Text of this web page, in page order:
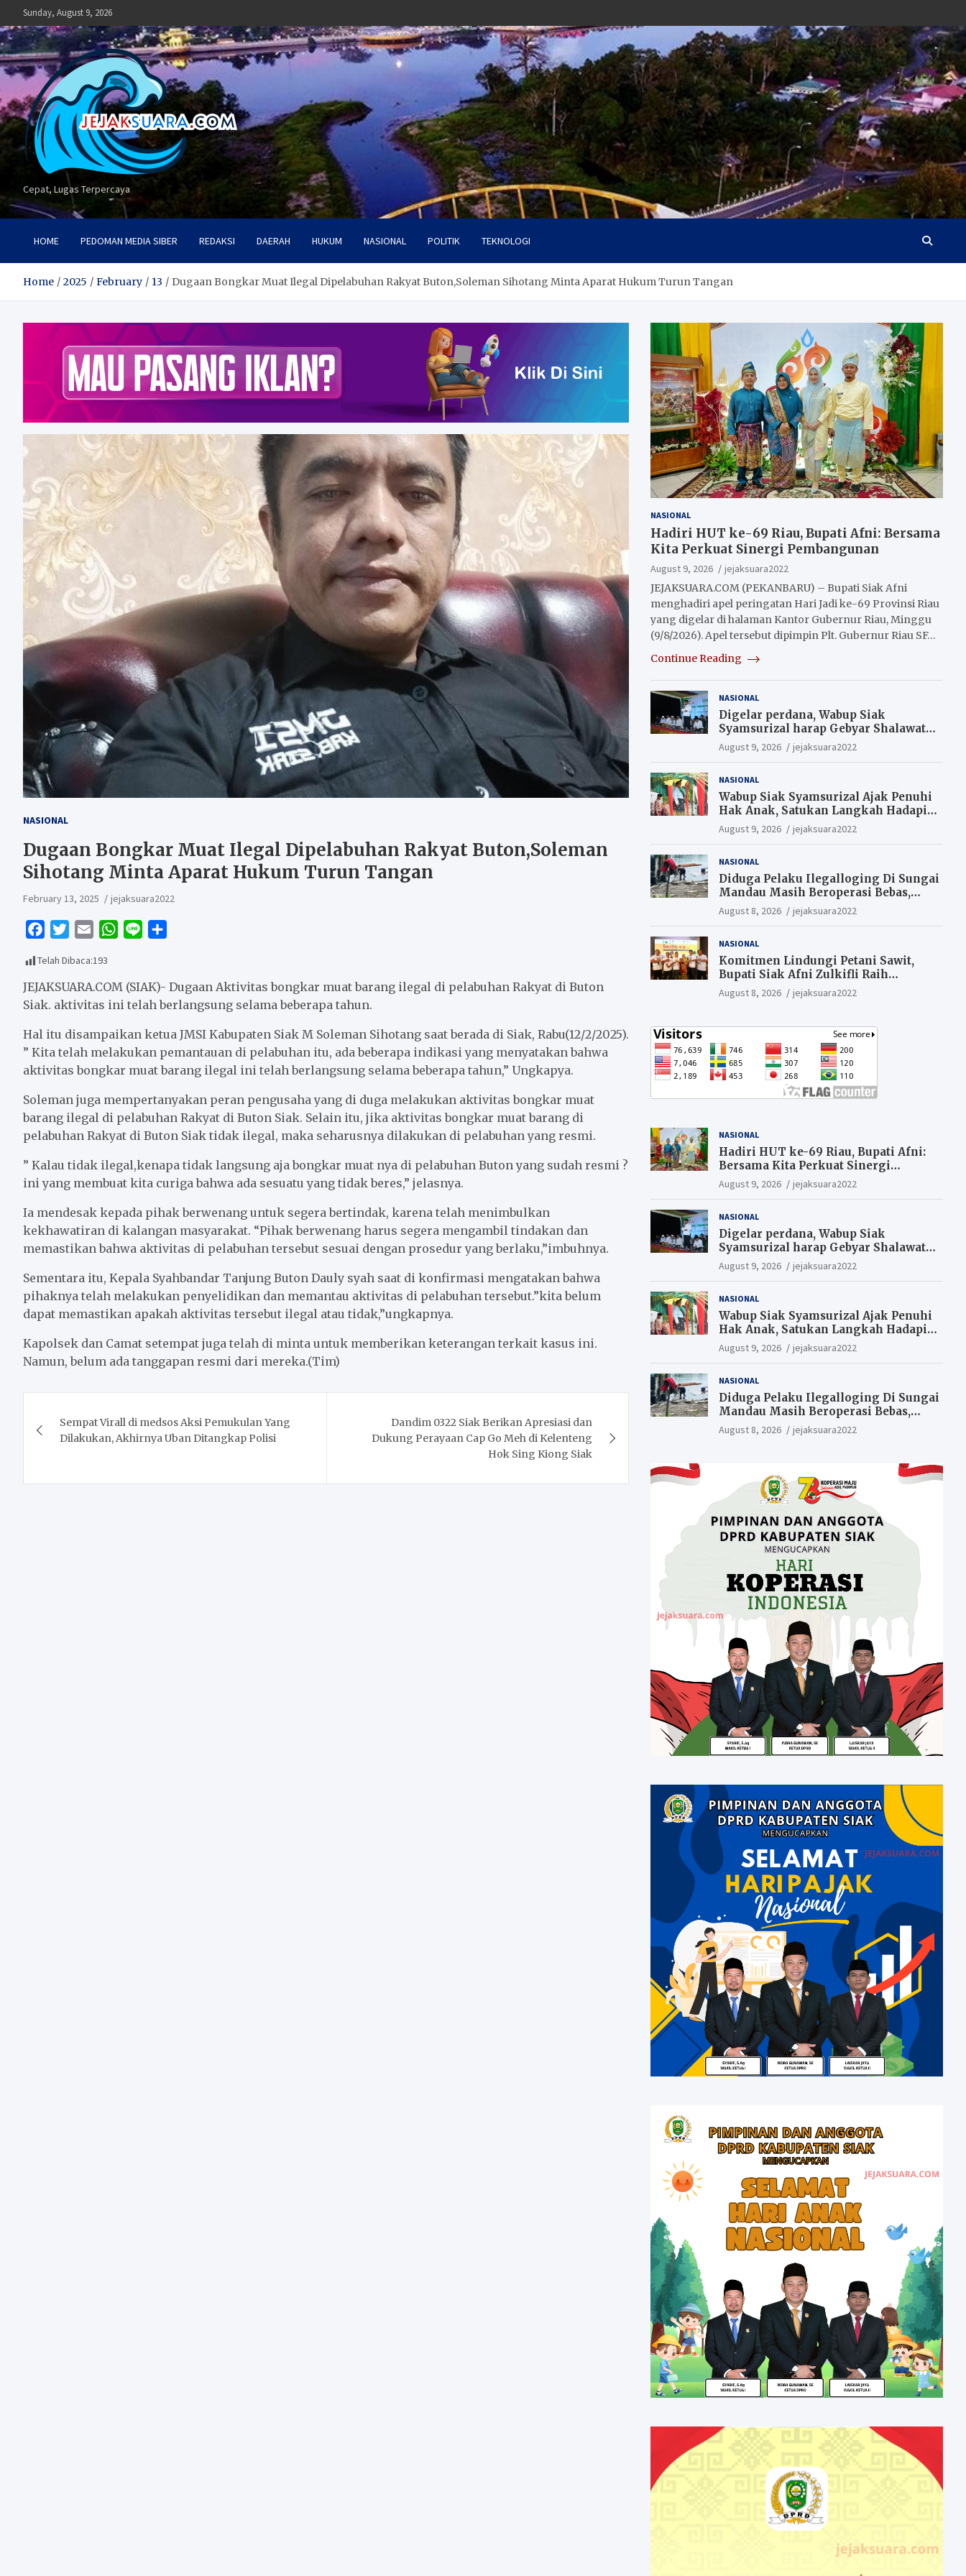
to
content
Sunday, August 9, 2026
Cepat, Lugas Terpercaya
HOME PEDOMAN MEDIA SIBER REDAKSI DAERAH HUKUM NASIONAL POLITIK TEKNOLOGI
Home 2025 February 13 Dugaan Bongkar Muat Ilegal Dipelabuhan Rakyat Buton,Soleman Sihotang Minta Aparat Hukum Turun Tangan
NASIONAL
Dugaan Bongkar Muat Ilegal Dipelabuhan Rakyat Buton,Soleman
Sihotang Minta Aparat Hukum Turun Tangan
February 13, 2025 jejaksuara2022
c
e
b
o
k
i
t
t
r
a
i
l
W
t
s
p
p
e
r
e
Telah Dibaca:193
JEJAKSUARA.COM (SIAK)- Dugaan Aktivitas bongkar muat barang ilegal di pelabuhan Rakyat di Buton
Siak. aktivitas ini telah berlangsung selama beberapa tahun.
Hal itu disampaikan ketua JMSI Kabupaten Siak M Soleman Sihotang saat berada di Siak, Rabu(12/2/2025).
” Kita telah melakukan pemantauan di pelabuhan itu, ada beberapa indikasi yang menyatakan bahwa
aktivitas bongkar muat barang ilegal ini telah berlangsung selama beberapa tahun,” Ungkapya.
Soleman juga mempertanyakan peran pengusaha yang di duga melakukan aktivitas bongkar muat
barang ilegal di pelabuhan Rakyat di Buton Siak. Selain itu, jika aktivitas bongkar muat barang di
pelabuhan Rakyat di Buton Siak tidak ilegal, maka seharusnya dilakukan di pelabuhan yang resmi.
” Kalau tidak ilegal,kenapa tidak langsung aja bongkar muat nya di pelabuhan Buton yang sudah resmi ?
ini yang membuat kita curiga bahwa ada sesuatu yang tidak beres,” jelasnya.
Ia mendesak kepada pihak berwenang untuk segera bertindak, karena telah menimbulkan
kekhawatiran di kalangan masyarakat. “Pihak berwenang harus segera mengambil tindakan dan
memastikan bahwa aktivitas di pelabuhan tersebut sesuai dengan prosedur yang berlaku,”imbuhnya.
Sementara itu, Kepala Syahbandar Tanjung Buton Dauly syah saat di konfirmasi mengatakan bahwa
pihaknya telah melakukan penyelidikan dan memantau aktivitas di pelabuhan tersebut.”kita belum
dapat memastikan apakah aktivitas tersebut ilegal atau tidak,”ungkapnya.
Kapolsek dan Camat setempat juga telah di minta untuk memberikan keterangan terkait kasus ini.
Namun, belum ada tanggapan resmi dari mereka.(Tim)
navigation
Sempat Virall di medsos Aksi Pemukulan Yang
Dilakukan, Akhirnya Uban Ditangkap Polisi
Dandim 0322 Siak Berikan Apresiasi dan
Dukung Perayaan Cap Go Meh di Kelenteng
Hok Sing Kiong Siak
NASIONAL
Hadiri HUT ke-69 Riau, Bupati Afni: Bersama
Kita Perkuat Sinergi Pembangunan
August 9, 2026
jejaksuara2022
JEJAKSUARA.COM (PEKANBARU) – Bupati Siak Afni
menghadiri apel peringatan Hari Jadi ke-69 Provinsi Riau
yang digelar di halaman Kantor Gubernur Riau, Minggu
(9/8/2026). Apel tersebut dipimpin Plt. Gubernur Riau SF…
Continue Reading
NASIONAL
Digelar perdana, Wabup Siak
Syamsurizal harap Gebyar Shalawat
bisa meningkatkan nilai keagamaan
ditengah-tengah masyarakat.
August 9, 2026 jejaksuara2022
NASIONAL
Wabup Siak Syamsurizal Ajak Penuhi
Hak Anak, Satukan Langkah Hadapi
Tantangan Daerah
August 9, 2026 jejaksuara2022
NASIONAL
Diduga Pelaku Ilegalloging Di Sungai
Mandau Masih Beroperasi Bebas,
Masyarakat Minta Aparat Penegak
Hukum Segera Tangkap Aktor Dan
August 8, 2026 jejaksuara2022
NASIONAL
Komitmen Lindungi Petani Sawit,
Bupati Siak Afni Zulkifli Raih
Penghargaan SIEXPO 2026
August 8, 2026 jejaksuara2022
NASIONAL
Hadiri HUT ke-69 Riau, Bupati Afni:
Bersama Kita Perkuat Sinergi
Pembangunan
August 9, 2026 jejaksuara2022
NASIONAL
Digelar perdana, Wabup Siak
Syamsurizal harap Gebyar Shalawat
bisa meningkatkan nilai keagamaan
ditengah-tengah masyarakat.
August 9, 2026 jejaksuara2022
NASIONAL
Wabup Siak Syamsurizal Ajak Penuhi
Hak Anak, Satukan Langkah Hadapi
Tantangan Daerah
August 9, 2026 jejaksuara2022
NASIONAL
Diduga Pelaku Ilegalloging Di Sungai
Mandau Masih Beroperasi Bebas,
Masyarakat Minta Aparat Penegak
Hukum Segera Tangkap Aktor Dan
August 8, 2026 jejaksuara2022